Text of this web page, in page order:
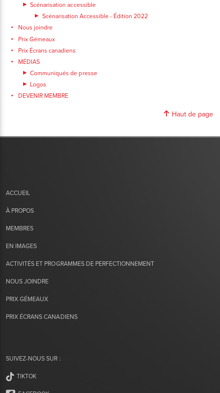
Scénarisation accessible
Scénarisation Accessible - Édition 2022
Nous joindre
Prix Gémeaux
Prix Écrans canadiens
MÉDIAS
Communiqués de presse
Logos
DEVENIR MEMBRE
Haut de page
ACCUEIL
À PROPOS
MEMBRES
EN IMAGES
ACTIVITÉS ET PROGRAMMES DE PERFECTIONNEMENT
NOUS JOINDRE
PRIX GÉMEAUX
PRIX ÉCRANS CANADIENS
SUIVEZ-NOUS SUR :
TIKTOK